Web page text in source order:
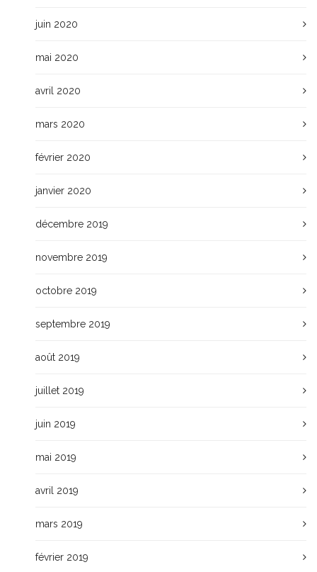
juin 2020
mai 2020
avril 2020
mars 2020
février 2020
janvier 2020
décembre 2019
novembre 2019
octobre 2019
septembre 2019
août 2019
juillet 2019
juin 2019
mai 2019
avril 2019
mars 2019
février 2019